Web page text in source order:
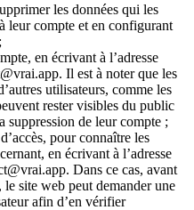
les données qui les
leur compte et en configurant
en écrivant à l’adresse
Il est à noter que les
utilisateurs, comme les
rester visibles du public
suppression de leur compte ;
pour connaître les
en écrivant à l’adresse
Dans ce cas, avant
site web peut demander une
afin d’en vérifier